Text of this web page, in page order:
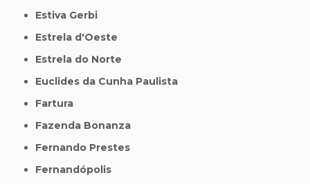
Estiva Gerbi
Estrela d'Oeste
Estrela do Norte
Euclides da Cunha Paulista
Fartura
Fazenda Bonanza
Fernando Prestes
Fernandópolis